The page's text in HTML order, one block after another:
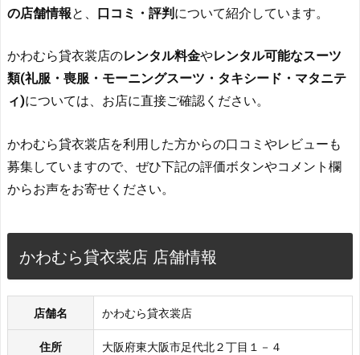
の店舗情報と、 口コミ・評判について紹介しています。
かわむら貸衣裳店のレンタル料金やレンタル可能なスーツ
類(礼服・喪服・モーニングスーツ・タキシード・マタニテ
ィ)については、お店に直接ご確認ください。
かわむら貸衣裳店を利用した方からの口コミやレビューも
募集していますので、ぜひ下記の評価ボタンやコメント欄
からお声をお寄せください。
かわむら貸衣裳店 店舗情報
店舗名 かわむら貸衣裳店
住所 大阪府東大阪市足代北２丁目１－４